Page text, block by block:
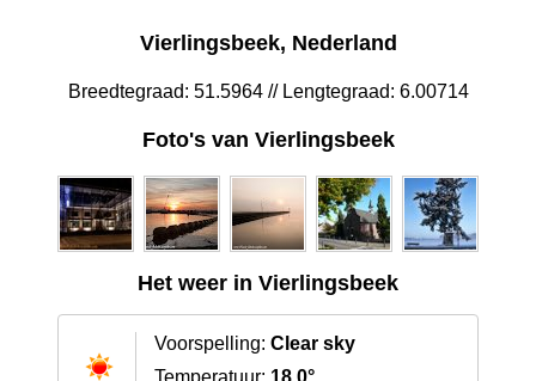
Vierlingsbeek, Nederland
Breedtegraad: 51.5964 // Lengtegraad: 6.00714
Foto's van Vierlingsbeek
Het weer in Vierlingsbeek
Voorspelling: Clear sky